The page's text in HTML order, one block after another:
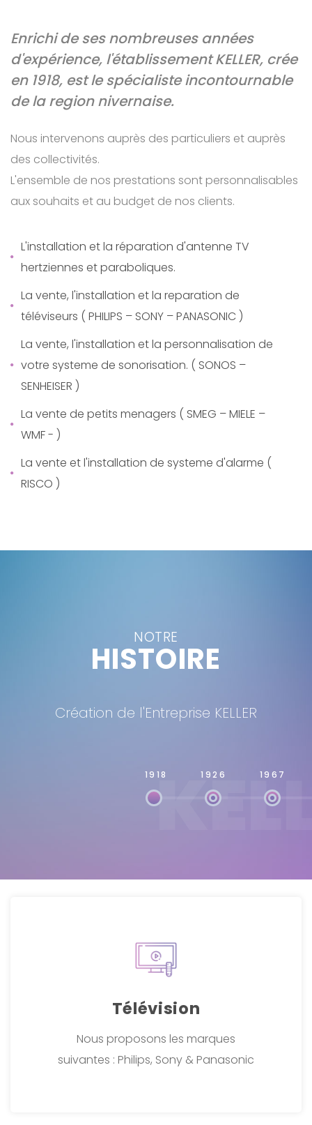
Enrichi de ses nombreuses années
d'expérience, l'établissement KELLER, crée
en 1918, est le spécialiste incontournable
de la region nivernaise.
Nous intervenons auprès des particuliers et auprès
des collectivités.
L'ensemble de nos prestations sont personnalisables
aux souhaits et au budget de nos clients.
L'installation et la réparation d'antenne TV
hertziennes et paraboliques.
La vente, l'installation et la reparation de
téléviseurs ( PHILIPS – SONY – PANASONIC )
La vente, l'installation et la personnalisation de
votre systeme de sonorisation. ( SONOS –
SENHEISER )
La vente de petits menagers ( SMEG – MIELE –
WMF - )
La vente et l'installation de systeme d'alarme (
RISCO )
NOTRE
HISTOIRE
Création de l'Entreprise KELLER
1918 1926 1967
Télévision
Nous proposons les marques
suivantes : Philips, Sony & Panasonic